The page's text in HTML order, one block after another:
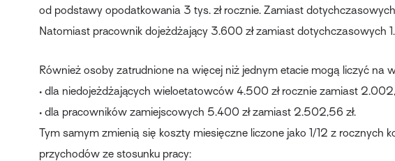
od podstawy opodatkowania 3 tys. zł rocznie. Zamiast dotychczasowych
Natomiast pracownik dojeżdżający 3.600 zł zamiast dotychczasowych
Również osoby zatrudnione na więcej niż jednym etacie mogą liczyć na
• dla niedojeżdżających wieloetatowców 4.500 zł rocznie zamiast
• dla pracowników zamiejscowych 5.400 zł zamiast 2.502,56 zł.
Tym samym zmienią się koszty miesięczne liczone jako 1/12 z rocznych
przychodów ze stosunku pracy: